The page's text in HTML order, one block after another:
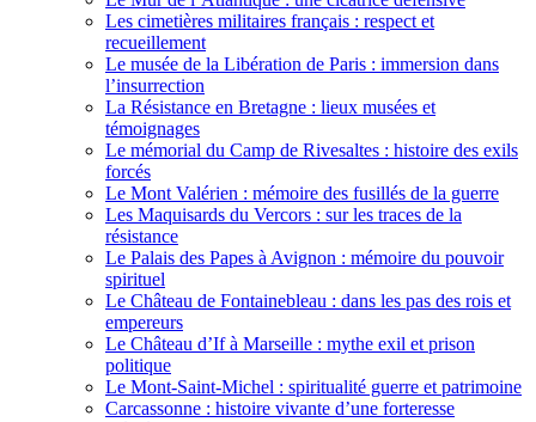
Les cimetières militaires français : respect et
recueillement
Le musée de la Libération de Paris : immersion dans
l’insurrection
La Résistance en Bretagne : lieux musées et
témoignages
Le mémorial du Camp de Rivesaltes : histoire des exils
forcés
Le Mont Valérien : mémoire des fusillés de la guerre
Les Maquisards du Vercors : sur les traces de la
résistance
Le Palais des Papes à Avignon : mémoire du pouvoir
spirituel
Le Château de Fontainebleau : dans les pas des rois et
empereurs
Le Château d’If à Marseille : mythe exil et prison
politique
Le Mont-Saint-Michel : spiritualité guerre et patrimoine
Carcassonne : histoire vivante d’une forteresse